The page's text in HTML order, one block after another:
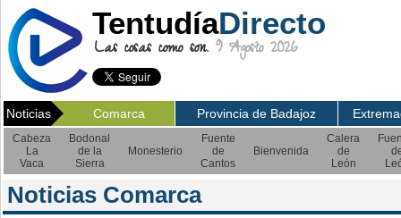
TentudíaDirecto
Las cosas como son. 9 Agosto 2026
Noticias Comarca Provincia de Badajoz
Cabeza
La
Vaca
Bodonal
de la
Sierra
Monesterio
Fuente
de
Cantos
Bienvenida
Calera
de
León
Noticias Comarca